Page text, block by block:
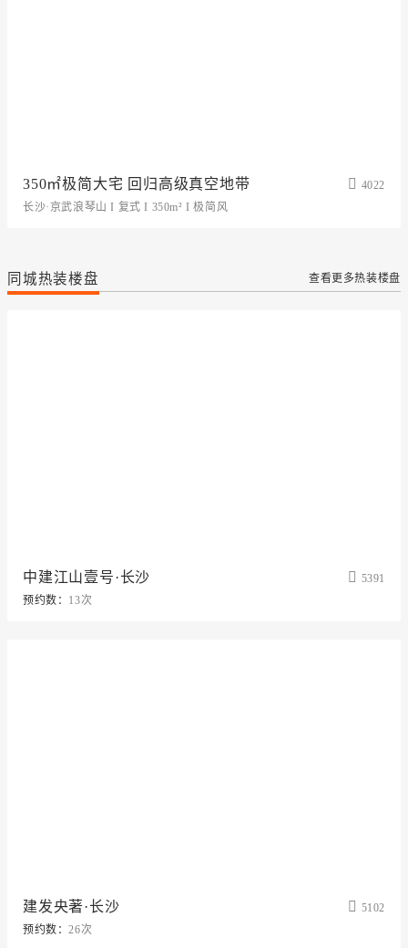
350㎡极简大宅 回归高级真空地带
4022
长沙·京武浪琴山 I 复式 I 350m² I 极简风
同城热装楼盘 查看更多热装楼盘
中建江山壹号·长沙
5391
预约数： 13次
建发央著·长沙
5102
预约数：26次